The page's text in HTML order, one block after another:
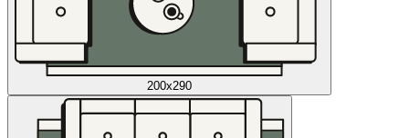
200x290